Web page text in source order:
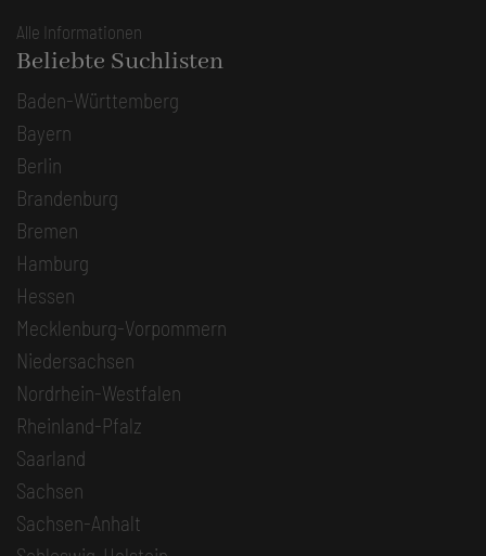
Alle Informationen
Beliebte Suchlisten
Baden-Württemberg
Bayern
Berlin
Brandenburg
Bremen
Hamburg
Hessen
Mecklenburg-Vorpommern
Niedersachsen
Nordrhein-Westfalen
Rheinland-Pfalz
Saarland
Sachsen
Sachsen-Anhalt